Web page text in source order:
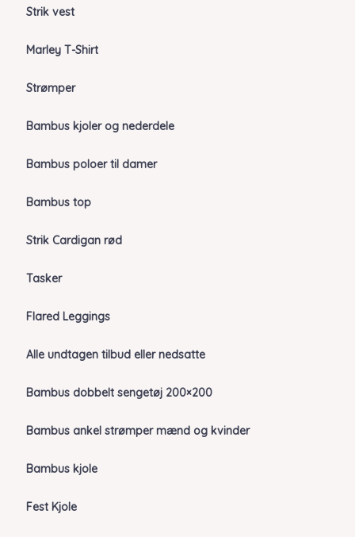
Strik vest
Marley T-Shirt
Strømper
Bambus kjoler og nederdele
Bambus poloer til damer
Bambus top
Strik Cardigan rød
Tasker
Flared Leggings
Alle undtagen tilbud eller nedsatte
Bambus dobbelt sengetøj 200×200
Bambus ankel strømper mænd og kvinder
Bambus kjole
Fest Kjole